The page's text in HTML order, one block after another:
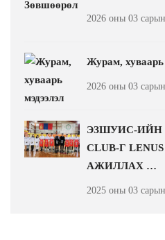
2026 оны 03
Журам, хуваарь
2026 оны 03
ЭЗШУИС-ИЙН
CLUB-Г
АЖИЛЛАХ …
2025 оны 03